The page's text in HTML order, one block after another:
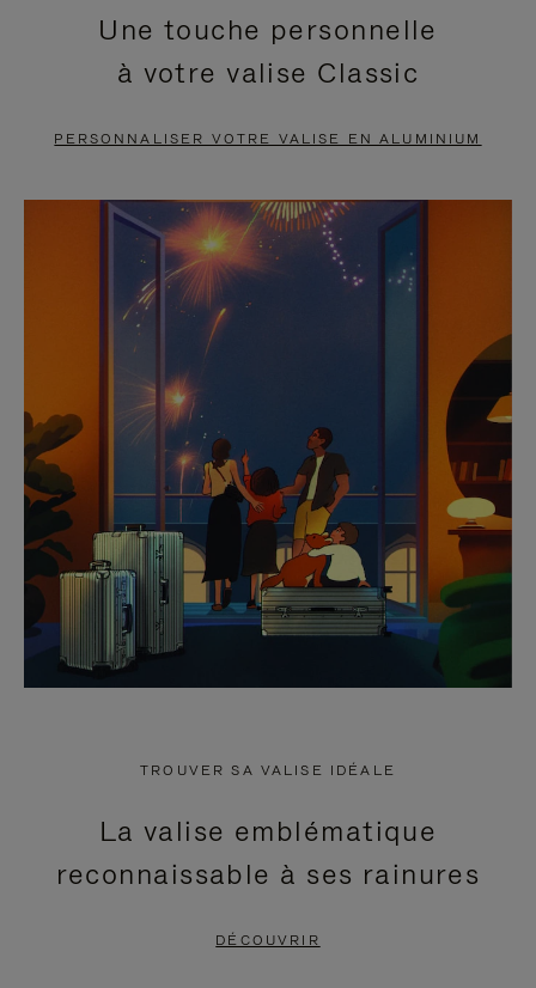
EN
PAUSE,
APPUYEZ
POUR
METTRE
PAUSE
VIDÉO
EST
DÉSACTIVÉ.
CLIQUER
POUR
RÉACTIVER
LE
SON
Une touche personnelle
à votre valise Classic
PERSONNALISER VOTRE VALISE EN ALUMINIUM
TROUVER SA VALISE IDÉALE
La valise emblématique
reconnaissable à ses rainures
DÉCOUVRIR